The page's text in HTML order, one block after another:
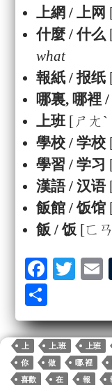
上網 / 上网
什麼 / 什么
what
報紙 / 报纸
哪裏, 哪裡
上班[ㄕㄤˋ
學校 / 学校
學習 / 学习
漢語 / 汉语
飯館 / 饭馆
飯 / 饭 [ㄈ
Fa
bo
ok
T
tte
r
ha
re
上 上.班 上班
你
做 哪.裡
喜歡
在 報